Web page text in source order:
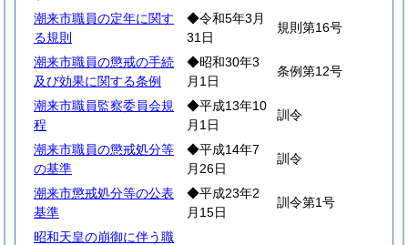
潮来市職員の定年に関す
る規則
◆令和5年3月
31日
規則第16号
潮来市職員の懲戒の手続
及び効果に関する条例
◆昭和30年3
月1日
条例第12号
潮来市職員監察委員会規
程
◆平成13年10
月1日
訓令
潮来市職員の懲戒処分等
の基準
◆平成14年7
月26日
訓令
潮来市懲戒処分等の公表
基準
◆平成23年2
月15日
訓令第1号
昭和天皇の崩御に伴う職